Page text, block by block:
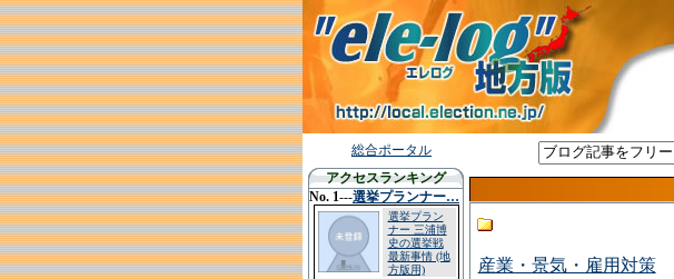
総合ポータル
アクセスランキング
No. 1---選挙プランナー…
選挙プラン
ナー 三浦博
史の選挙戦
最新事情 (地
方版用)
産業・景気・雇用対策